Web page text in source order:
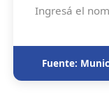
Ingresá el
Fuente: